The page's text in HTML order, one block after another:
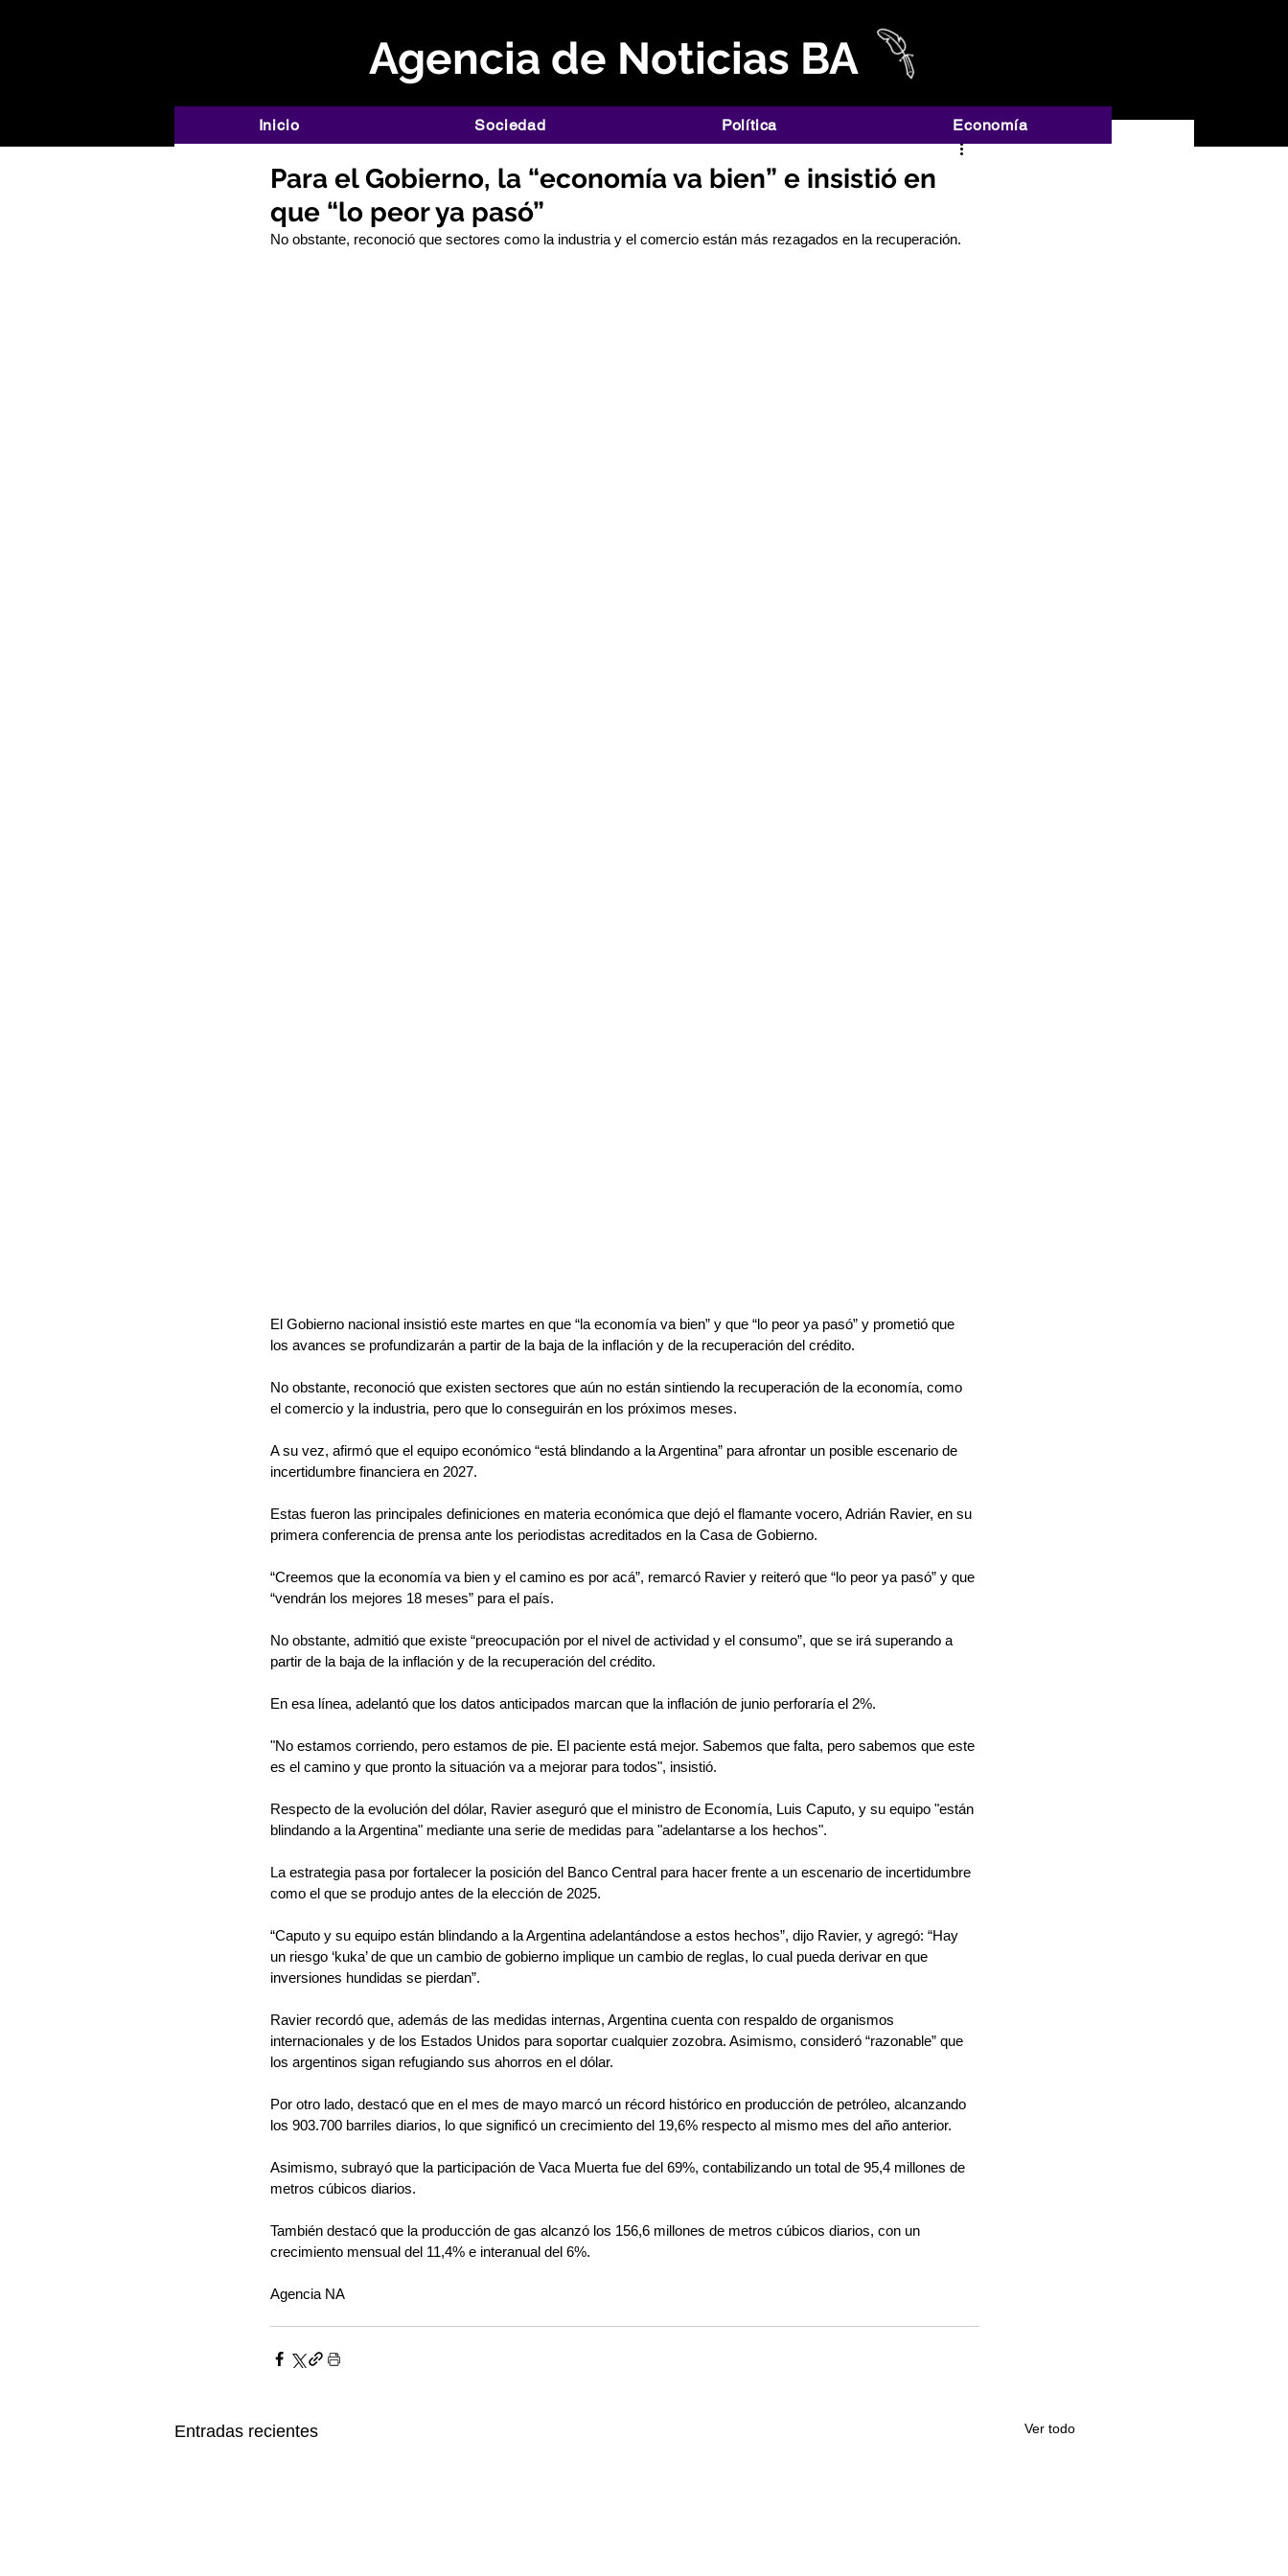
Agencia de Noticias BA
Inicio Sociedad Política Economía
Para el Gobierno, la “economía va bien” e insistió en
que “lo peor ya pasó”
No obstante, reconoció que sectores como la industria y el comercio están más rezagados en la recuperación.
El Gobierno nacional insistió este martes en que “la economía va bien” y que “lo peor ya pasó” y prometió que
los avances se profundizarán a partir de la baja de la inflación y de la recuperación del crédito.
No obstante, reconoció que existen sectores que aún no están sintiendo la recuperación de la economía, como
el comercio y la industria, pero que lo conseguirán en los próximos meses.
A su vez, afirmó que el equipo económico “está blindando a la Argentina” para afrontar un posible escenario de
incertidumbre financiera en 2027.
Estas fueron las principales definiciones en materia económica que dejó el flamante vocero, Adrián Ravier, en su
primera conferencia de prensa ante los periodistas acreditados en la Casa de Gobierno.
“Creemos que la economía va bien y el camino es por acá”, remarcó Ravier y reiteró que “lo peor ya pasó” y que
“vendrán los mejores 18 meses” para el país.
No obstante, admitió que existe “preocupación por el nivel de actividad y el consumo”, que se irá superando a
partir de la baja de la inflación y de la recuperación del crédito.
En esa línea, adelantó que los datos anticipados marcan que la inflación de junio perforaría el 2%.
"No estamos corriendo, pero estamos de pie. El paciente está mejor. Sabemos que falta, pero sabemos que este
es el camino y que pronto la situación va a mejorar para todos", insistió.
Respecto de la evolución del dólar, Ravier aseguró que el ministro de Economía, Luis Caputo, y su equipo "están
blindando a la Argentina" mediante una serie de medidas para "adelantarse a los hechos".
La estrategia pasa por fortalecer la posición del Banco Central para hacer frente a un escenario de incertidumbre
como el que se produjo antes de la elección de 2025.
“Caputo y su equipo están blindando a la Argentina adelantándose a estos hechos”, dijo Ravier, y agregó: “Hay
un riesgo ‘kuka’ de que un cambio de gobierno implique un cambio de reglas, lo cual pueda derivar en que
inversiones hundidas se pierdan”.
Ravier recordó que, además de las medidas internas, Argentina cuenta con respaldo de organismos
internacionales y de los Estados Unidos para soportar cualquier zozobra. Asimismo, consideró “razonable” que
los argentinos sigan refugiando sus ahorros en el dólar.
Por otro lado, destacó que en el mes de mayo marcó un récord histórico en producción de petróleo, alcanzando
los 903.700 barriles diarios, lo que significó un crecimiento del 19,6% respecto al mismo mes del año anterior.
Asimismo, subrayó que la participación de Vaca Muerta fue del 69%, contabilizando un total de 95,4 millones de
metros cúbicos diarios.
También destacó que la producción de gas alcanzó los 156,6 millones de metros cúbicos diarios, con un
crecimiento mensual del 11,4% e interanual del 6%.
Agencia NA
Entradas recientes Ver todo